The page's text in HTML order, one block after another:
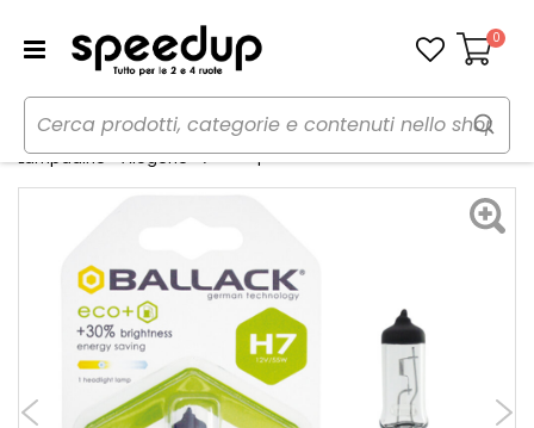
Carrello
0
Home Auto
Illuminazione
Lampadine - Alogene
Lampadine H7 Eco H7 - BALLACK